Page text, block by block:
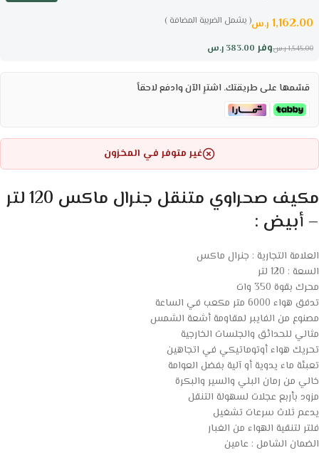
( يشمل الضريبة المضافة ) 1,162.00 ر.س
وفر 383.00 ر.س 1,545.00 ر.س
قسّمها على طريقتك. اشترِ الآن وادفع لاحقاً
غير متوفر في المخزون
مكيف صحراوي متنقل جنرال ماكس 120 لتر
– أبيض :
العلامة التجارية : جنرال ماكس
السعة : 120 لتر
محرك بقوة 350 وات
تدفق هواء 6000 متر مكعب في الساعة
مصنوع من الفايبر لمقاومةأشعة الشمس
مثالي للحدائق والجلسات الخارجية
تحريك هواءأوتوماتيكي في اتجاهين
تعبئة ماء يدويةأوآلية بفضل العوامة
خالي من رمان البلي والسير والبكرة
مزود بأربع عجلات لسهولة التنقل
يدعم ثلاث سرعات تشغيل
فلتر لتنقية الهواء من الغبار
الضمان الشامل : عامين